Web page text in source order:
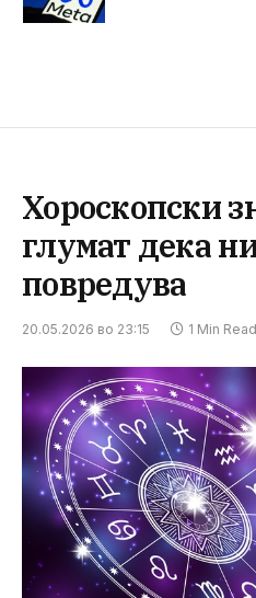
Хороскопски
глумат дека
повредува
20.05.2026 во 23:15 1 Min Read